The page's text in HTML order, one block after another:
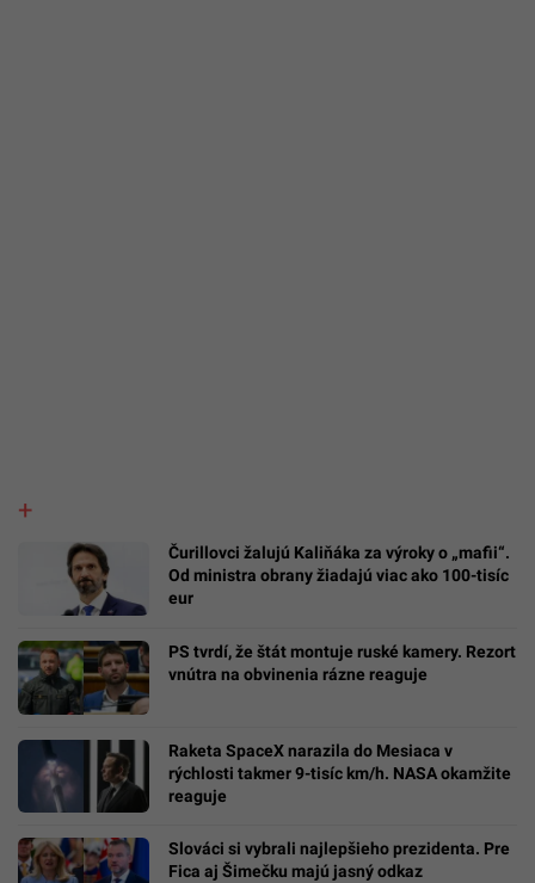
Čurillovci žalujú Kaliňáka za výroky o „mafii“.
Od ministra obrany žiadajú viac ako 100-tisíc
eur
PS tvrdí, že štát montuje ruské kamery. Rezort
vnútra na obvinenia rázne reaguje
Raketa SpaceX narazila do Mesiaca v
rýchlosti takmer 9-tisíc km/h. NASA okamžite
reaguje
Slováci si vybrali najlepšieho prezidenta. Pre
Fica aj Šimečku majú jasný odkaz